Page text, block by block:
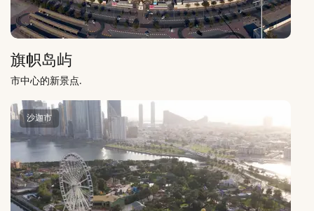
旗帜岛屿
市中心的新景点.
沙迦市